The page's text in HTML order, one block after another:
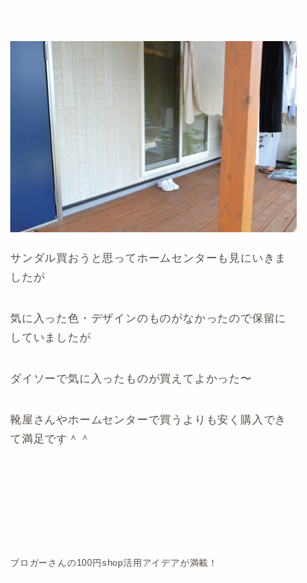
サンダル買おうと思ってホームセンターも見にいきま
したが
気に入った色・デザインのものがなかったので保留に
していましたが
ダイソーで気に入ったものが買えてよかった〜
靴屋さんやホームセンターで買うよりも安く購入でき
て満足です＾＾
ブロガーさんの100円shop活用アイデアが満載！